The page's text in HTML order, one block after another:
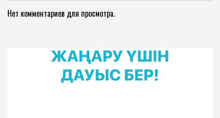
Нет комментариев для просмотра.